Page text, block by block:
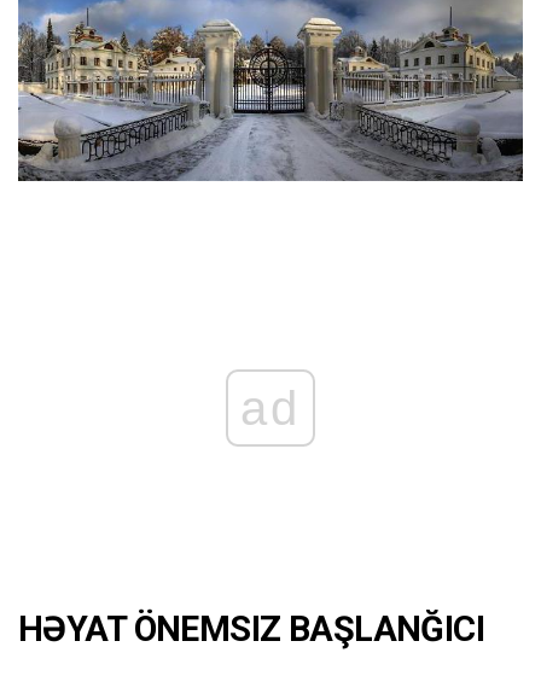
ad
HƏYAT ÖNEMSIZ BAŞLANĞICI